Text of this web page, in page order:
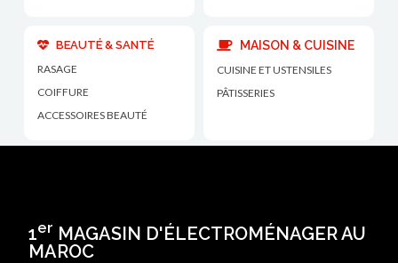
BEAUTÉ & SANTÉ
RASAGE
COIFFURE
ACCESSOIRES BEAUTÉ
MAISON & CUISINE
CUISINE ET USTENSILES
PÂTISSERIES
1er MAGASIN D'ÉLECTROMÉNAGER AU
MAROC